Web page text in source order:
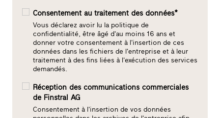
Consentement au traitement des données*
Vous déclarez avoir lu la politique de
confidentialité, être âgé d'au moins 16 ans et
donner votre consentement à l'insertion de ces
données dans les fichiers de l'entreprise et à leur
traitement à des fins liées à l'exécution des services
demandés.
Réception des communications commerciales
de Finstral AG
Consentement à l'insertion de vos données